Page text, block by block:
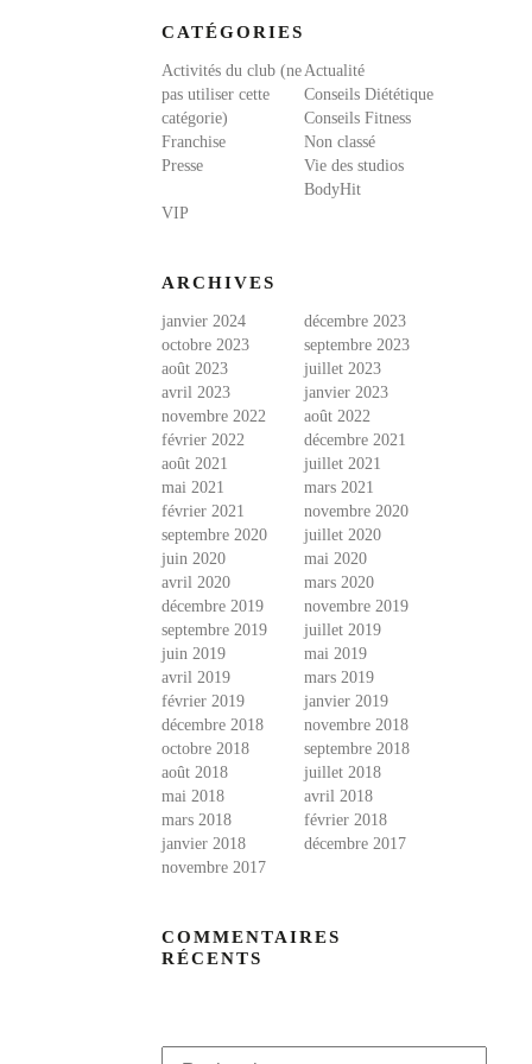
CATÉGORIES
Activités du club (ne
pas utiliser cette
catégorie)
Actualité
Conseils Diététique
Conseils Fitness
Franchise
Non classé
Presse
Vie des studios
BodyHit
VIP
ARCHIVES
janvier 2024
décembre 2023
octobre 2023
septembre 2023
août 2023
juillet 2023
avril 2023
janvier 2023
novembre 2022
août 2022
février 2022
décembre 2021
août 2021
juillet 2021
mai 2021
mars 2021
février 2021
novembre 2020
septembre 2020
juillet 2020
juin 2020
mai 2020
avril 2020
mars 2020
décembre 2019
novembre 2019
septembre 2019
juillet 2019
juin 2019
mai 2019
avril 2019
mars 2019
février 2019
janvier 2019
décembre 2018
novembre 2018
octobre 2018
septembre 2018
août 2018
juillet 2018
mai 2018
avril 2018
mars 2018
février 2018
janvier 2018
décembre 2017
novembre 2017
COMMENTAIRES
RÉCENTS